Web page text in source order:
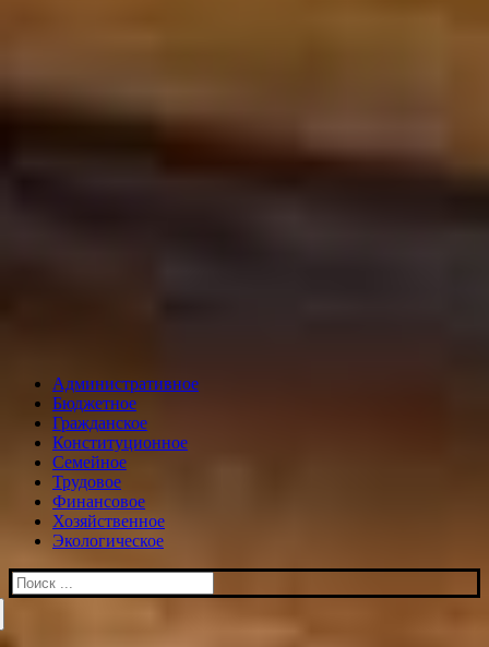
Административное
Бюджетное
Гражданское
Конституционное
Семейное
Трудовое
Финансовое
Хозяйственное
Экологическое
Искать: